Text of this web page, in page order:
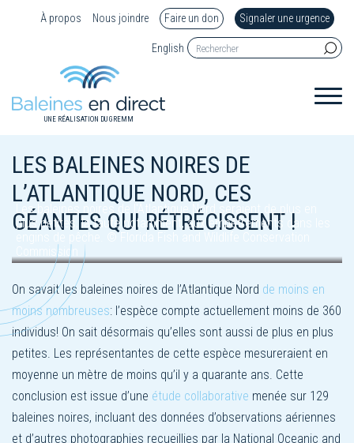
À propos Nous joindre Faire un don Signaler une urgence
English
UNE RÉALISATION DU GREMM
LES BALEINES NOIRES DE
L’ATLANTIQUE NORD, CES
GÉANTES QUI RÉTRÉCISSENT !
Les baleines noires de l'Atlantique Nord seraient de plus en
plus petites, la faute notamment, aux empêtrements dans les
engins de pêche. © Florida Fish and Wildlife Conservation
Commission
On savait les baleines noires de l’Atlantique Nord de moins en
moins nombreuses: l’espèce compte actuellement moins de 360
individus! On sait désormais qu’elles sont aussi de plus en plus
petites. Les représentantes de cette espèce mesureraient en
moyenne un mètre de moins qu’il y a quarante ans. Cette
conclusion est issue d’une étude collaborative menée sur 129
baleines noires, incluant des données d’observations aériennes
et d’autres photographies recueillies par la National Oceanic and